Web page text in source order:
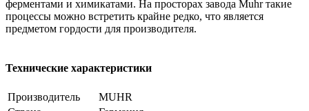
ферментами и химикатами. На просторах завода Muhr такие
процессы можно встретить крайне редко, что является
предметом гордости для производителя.
Технические характеристики
Производитель
MUHR